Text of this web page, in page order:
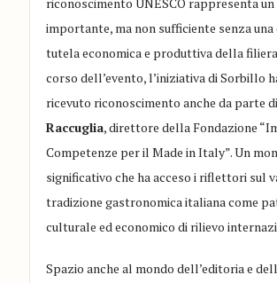
importante, ma non sufficiente senza
tutela economica e produttiva della
corso dell’evento, l’iniziativa di Sorbillo
ricevuto riconoscimento anche da parte
Raccuglia, direttore della Fondazione
Competenze per il Made in Italy”. Un
significativo che ha acceso i riflettori sul
tradizione gastronomica italiana come
culturale ed economico di rilievo
Spazio anche al mondo dell’editoria e